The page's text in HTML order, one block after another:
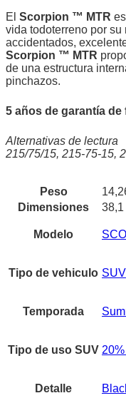
El Scorpion ™ MTR
vida todoterreno por
accidentados,
Scorpion ™ MTR
de una estructura
pinchazos.
5 años de garantía
Alternativas de lectura
215/75/15, 215-75-15,
Peso
Dimensiones
38,1
Modelo
Tipo de vehiculo SUV
Temporada
Tipo de uso SUV
Detalle